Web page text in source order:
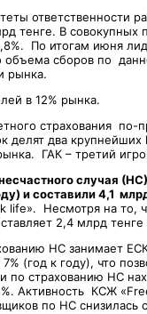
ответственности
тенге. В совокупных
По итогам июня
сборов по
рынка.
в 12% рынка.
страхования
делят два
ГАК – третий
случая
и составили 4,1
life». Несмотря на то,
2,4 млрд
НС занимает
(год к году), что
по страхованию НС
Активность КСЖ
по НС снизилась